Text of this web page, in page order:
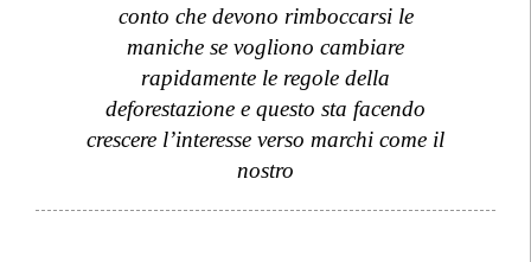
conto che devono rimboccarsi le
maniche se vogliono cambiare
rapidamente le regole della
deforestazione e questo sta facendo
crescere l’interesse verso marchi come il
nostro